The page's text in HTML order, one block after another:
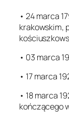
• 24 marca
krakowskim,
• 03 marca
• 17 marca
• 18 marca
kończącego